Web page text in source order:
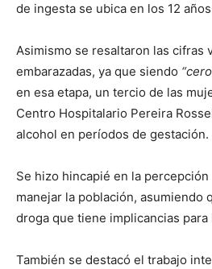
de ingesta se ubica en los 12
Asimismo se resaltaron las cifras
embarazadas, ya que siendo
en esa etapa, un tercio de las
Centro Hospitalario Pereira
alcohol en períodos de gestación.
Se hizo hincapié en la
manejar la población, asumiendo
droga que tiene implicancias para
También se destacó el trabajo